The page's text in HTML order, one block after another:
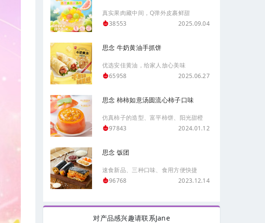
真实果肉藏中间，Q弹外皮裹鲜甜
38553
2025.09.04
思念 牛奶黄油手抓饼
优选安佳黄油，给家人放心美味
65958
2025.06.27
思念 柿柿如意汤圆流心柿子口味
仿真柿子的造型、富平柿饼、阳光甜橙
97843
2024.01.12
思念 饭团
速食新品、三种口味、食用方便快捷
96768
2023.12.14
对产品感兴趣请联系Jane